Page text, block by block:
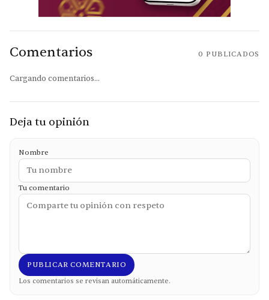
Comentarios 0 PUBLICADOS
Cargando comentarios...
Deja tu opinión
Nombre
Tu comentario
PUBLICAR COMENTARIO
Los comentarios se revisan automáticamente.